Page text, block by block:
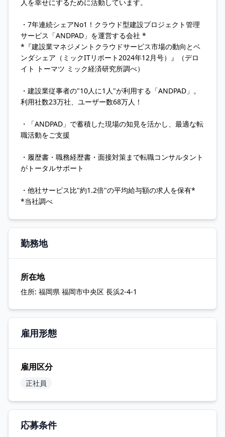
人を幸せにするために活動しています。
・7年連続シェアNo1！クラウド型建設プロジェクト管理
サービス「ANDPAD」を運営する会社 *
*『建設業マネジメントクラウドサービス市場の動向とベ
ンダシェア（ミックITリポート2024年12月号）』（デロ
イト トーマツ ミック経済研究所調べ）
・建設業従事者の"10人に1人"が利用する「ANDPAD」。
利用社数23万社、ユーザー数68万人！
・「ANDPAD」で蓄積した現場の知見を活かし、最適な転
職活動をご支援
・履歴書・職務経歴書・面接対策まで転職コンサルタント
がトータルサポート
・他社サービス比"約1.2倍"の平均給与額の求人を保有*
*当社調べ
勤務地
所在地
住所: 福岡県 福岡市中央区 長浜2-4-1
雇用形態
雇用区分
正社員
応募条件